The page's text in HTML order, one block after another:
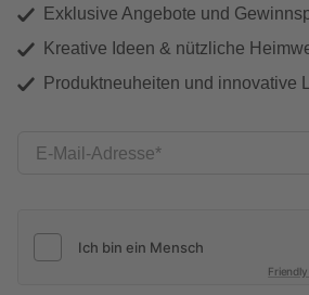
Exklusive Angebote und
Kreative Ideen & nützliche
Produktneuheiten und innovative
E-Mail-Adresse